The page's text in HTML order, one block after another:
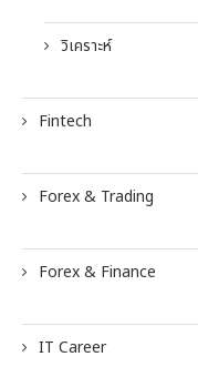
วิเคราะห์
Fintech
Forex & Trading
Forex & Finance
IT Career